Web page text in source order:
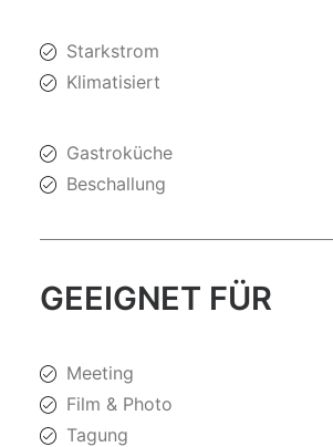
Starkstrom
Klimatisiert
Gastroküche
Beschallung
GEEIGNET FÜR
Meeting
Film & Photo
Tagung